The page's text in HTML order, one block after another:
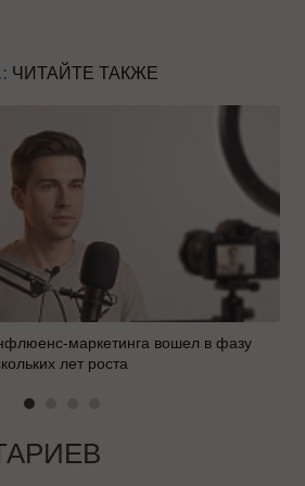
ЧИТАЙТЕ ТАКЖЕ
маркетинга вошел в фазу
лет роста